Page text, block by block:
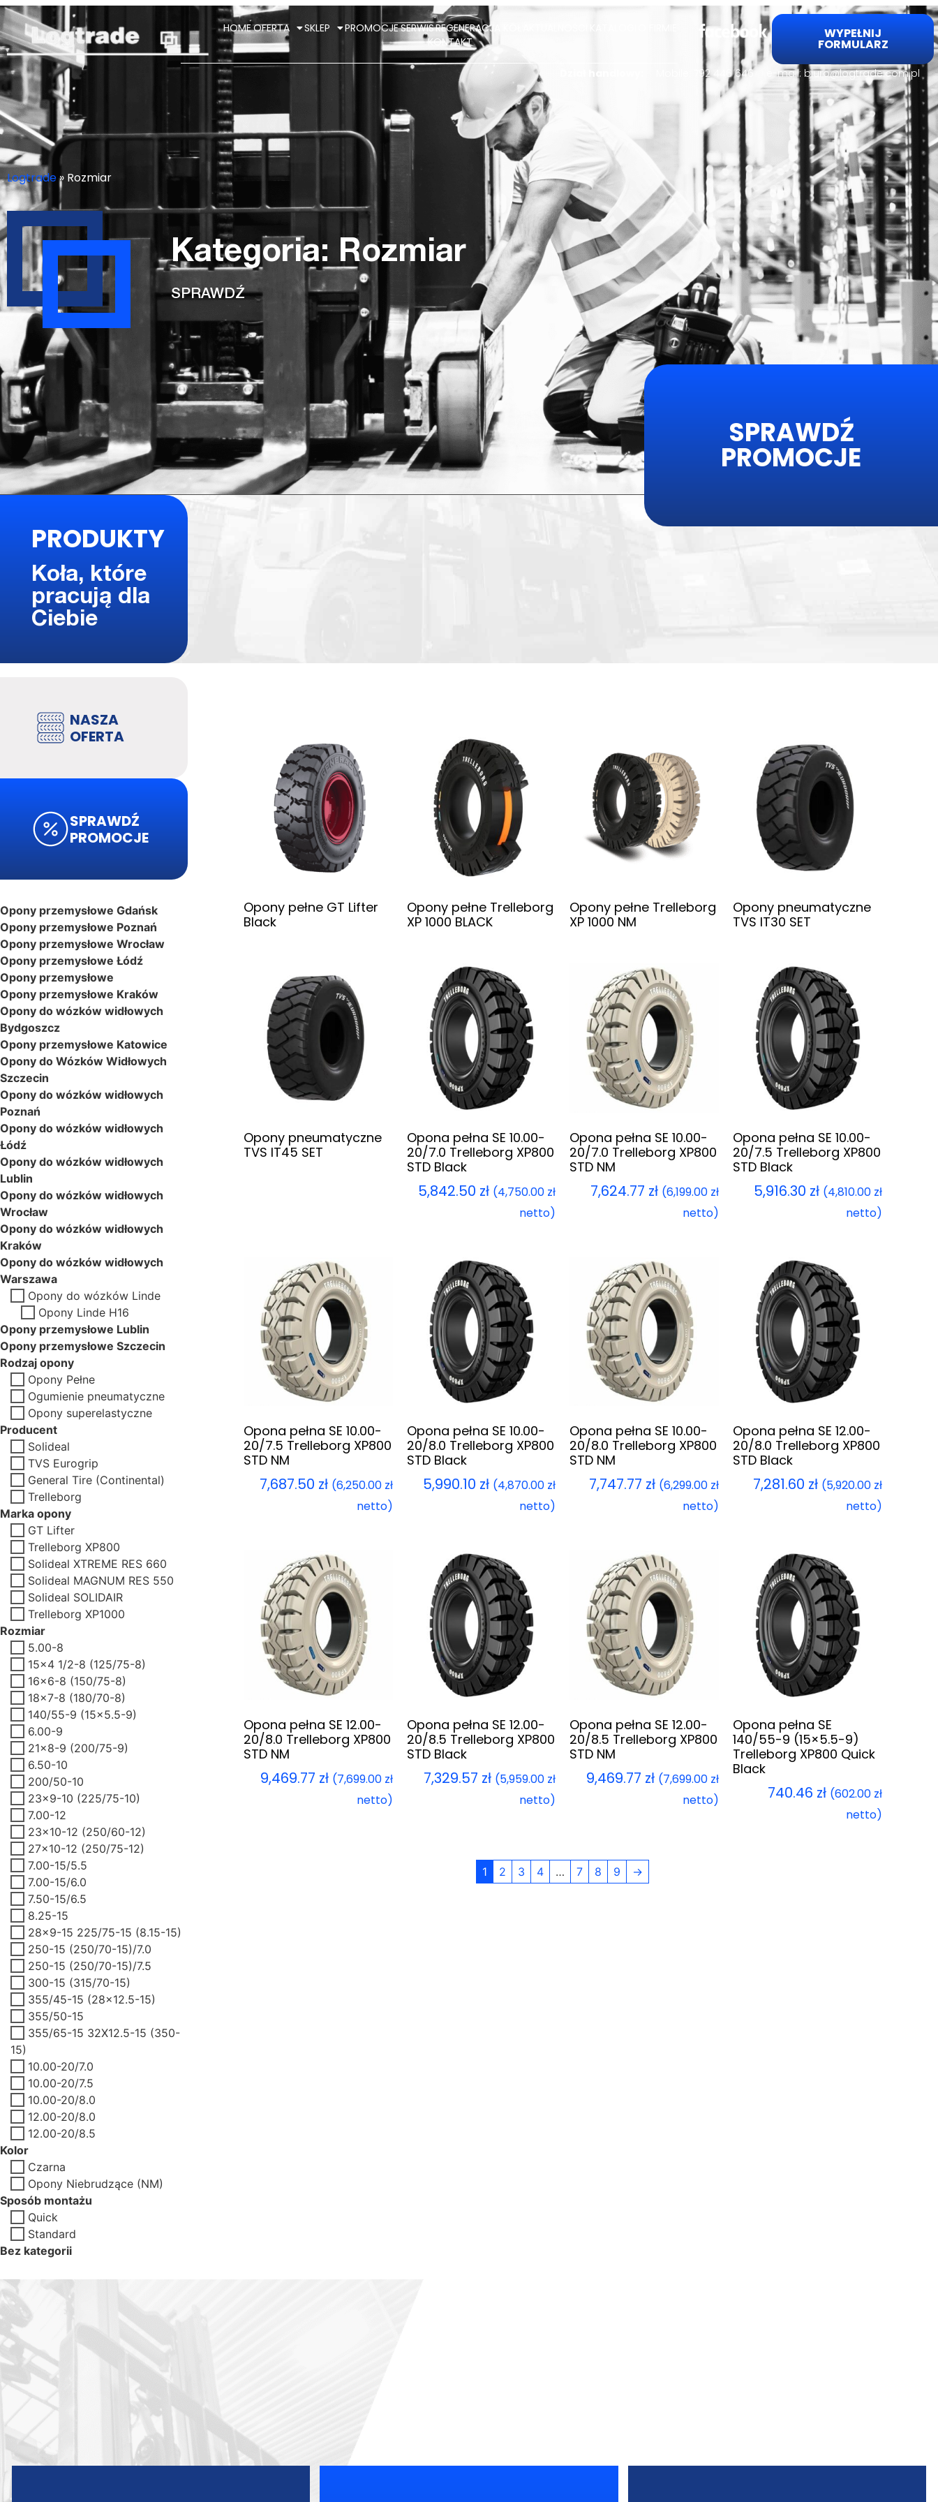
HOMEOFERTA SKLEP PROMOCJESERWISREGENERACJA KÓŁ
KONTAKT
WYPEŁNIJ
FORMULARZ
792 446 646 e-mail: biuro@logtrade.com.pl
Logtrade» Rozmiar
Kategoria: Rozmiar
SPRAWDŹ
SPRAWDŹ
PROMOCJE
PRODUKTY
Koła, które
pracują dla
Ciebie
NASZA
OFERTA
SPRAWDŹ
PROMOCJE
Opony przemysłowe Gdańsk
Opony przemysłowe Poznań
Opony przemysłowe Wrocław
Opony przemysłowe Łódź
Opony przemysłowe
Opony przemysłowe Kraków
Opony do wózków widłowych
Bydgoszcz
Opony przemysłowe Katowice
Opony do Wózków Widłowych
Szczecin
Opony do wózków widłowych
Poznań
Opony do wózków widłowych
Łódź
Opony do wózków widłowych
Lublin
Opony do wózków widłowych
Wrocław
Opony do wózków widłowych
Kraków
Opony do wózków widłowych
Warszawa
Opony do wózków Linde
Opony Linde H16
Opony przemysłowe Lublin
Opony przemysłowe Szczecin
Rodzaj opony
Opony Pełne
Ogumienie pneumatyczne
Opony superelastyczne
Producent
Solideal
TVS Eurogrip
General Tire (Continental)
Trelleborg
Marka opony
GT Lifter
Trelleborg XP800
Solideal XTREME RES 660
Solideal MAGNUM RES 550
Solideal SOLIDAIR
Trelleborg XP1000
Rozmiar
5.00-8
15x4 1/2-8 (125/75-8)
16x6-8 (150/75-8)
18x7-8 (180/70-8)
140/55-9 (15x5.5-9)
6.00-9
21x8-9 (200/75-9)
6.50-10
200/50-10
23x9-10 (225/75-10)
7.00-12
23x10-12 (250/60-12)
27x10-12 (250/75-12)
7.00-15/5.5
7.00-15/6.0
7.50-15/6.5
8.25-15
28x9-15 225/75-15 (8.15-15)
250-15 (250/70-15)/7.0
250-15 (250/70-15)/7.5
300-15 (315/70-15)
355/45-15 (28x12.5-15)
355/50-15
355/65-15 32X12.5-15 (350-
15)
10.00-20/7.0
10.00-20/7.5
10.00-20/8.0
12.00-20/8.0
12.00-20/8.5
Kolor
Czarna
Opony Niebrudzące (NM)
Sposób montażu
Quick
Standard
Bez kategorii
Opony pełne GT Lifter
Black
Opony pełne Trelleborg
XP 1000 BLACK
Opony pełne Trelleborg
XP 1000 NM
Opony pneumatyczne
TVS IT30 SET
Opony pneumatyczne
TVS IT45 SET
Opona pełna SE 10.00-
20/7.0 Trelleborg XP800
STD Black
5,842.50 zł (4,750.00 zł
netto)
Opona pełna SE 10.00-
20/7.0 Trelleborg XP800
STD NM
7,624.77 zł (6,199.00 zł
netto)
Opona pełna SE 10.00-
20/7.5 Trelleborg XP800
STD Black
5,916.30 zł (4,810.00 zł
netto)
Opona pełna SE 10.00-
20/7.5 Trelleborg XP800
STD NM
7,687.50 zł (6,250.00 zł
netto)
Opona pełna SE 10.00-
20/8.0 Trelleborg XP800
STD Black
5,990.10 zł (4,870.00 zł
netto)
Opona pełna SE 10.00-
20/8.0 Trelleborg XP800
STD NM
7,747.77 zł (6,299.00 zł
netto)
Opona pełna SE 12.00-
20/8.0 Trelleborg XP800
STD Black
7,281.60 zł (5,920.00 zł
netto)
Opona pełna SE 12.00-
20/8.0 Trelleborg XP800
STD NM
9,469.77 zł (7,699.00 zł
netto)
Opona pełna SE 12.00-
20/8.5 Trelleborg XP800
STD Black
7,329.57 zł (5,959.00 zł
netto)
Opona pełna SE 12.00-
20/8.5 Trelleborg XP800
STD NM
9,469.77 zł (7,699.00 zł
netto)
Opona pełna SE
140/55-9 (15×5.5-9)
Trelleborg XP800 Quick
Black
740.46 zł (602.00 zł
netto)
1 2 3 4 … 7 8 9 →